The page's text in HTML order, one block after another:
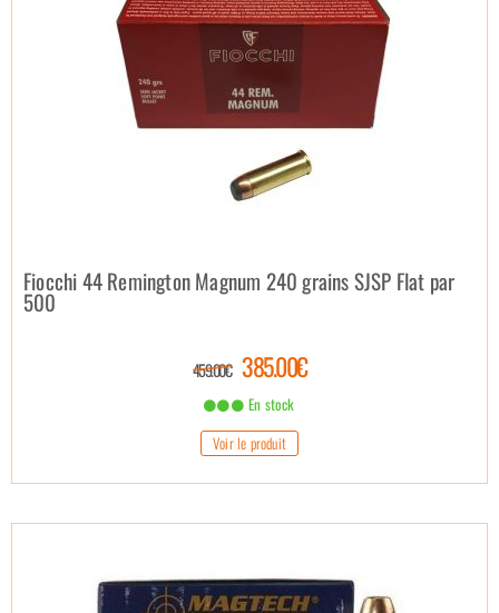
Fiocchi 44 Remington Magnum 240 grains SJSP Flat par
500
459.00€ 385.00€
En stock
Voir le produit